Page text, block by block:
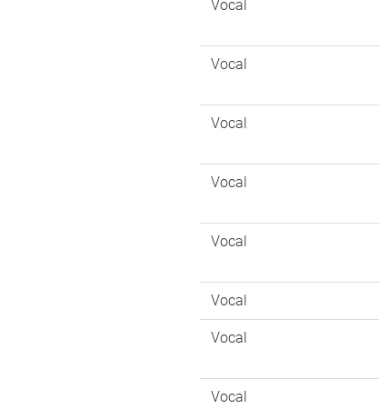
Vocal
Vocal
Vocal
Vocal
Vocal
Vocal
Vocal
Vocal